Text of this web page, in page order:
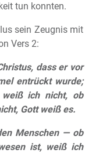
tun konnten.
sein Zeugnis mit
Vers 2:
dass er vor
entrückt wurde;
ich nicht, ob
Gott weiß es.
Menschen — ob
ist, weiß ich